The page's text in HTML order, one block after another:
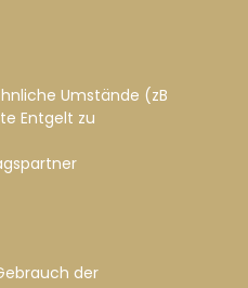
Umstände (zB
Entgelt zu
der